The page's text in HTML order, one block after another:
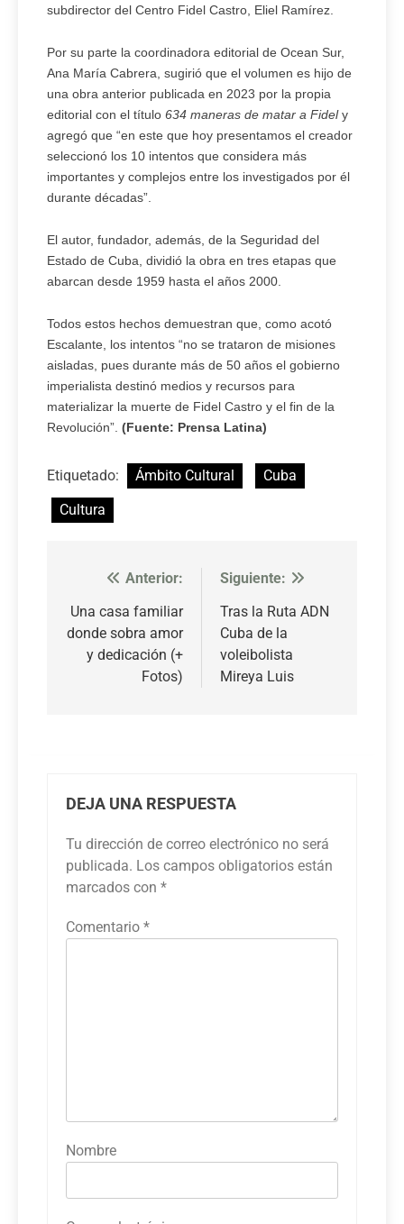
subdirector del Centro Fidel Castro, Eliel Ramírez.
Por su parte la coordinadora editorial de Ocean Sur,
Ana María Cabrera, sugirió que el volumen es hijo de
una obra anterior publicada en 2023 por la propia
editorial con el título 634 maneras de matar a Fidely
agregó que “en este que hoy presentamos el creador
seleccionó los 10 intentos que considera más
importantes y complejos entre los investigados por él
durante décadas”.
El autor, fundador, además, de la Seguridad del
Estado de Cuba, dividió la obra en tres etapas que
abarcan desde 1959 hasta el años 2000.
Todos estos hechos demuestran que, como acotó
Escalante, los intentos “no se trataron de misiones
aisladas, pues durante más de 50 años el gobierno
imperialista destinó medios y recursos para
materializar la muerte de Fidel Castro y el fin de la
Revolución”. (Fuente: Prensa Latina)
Etiquetado: Ámbito Cultural
Cuba
Cultura
Navegación
de
entradas
Anterior:
Una casa familiar
donde sobra amor
y dedicación (+
Fotos)
Siguiente:
Tras la Ruta ADN
Cuba de la
voleibolista
Mireya Luis
DEJA UNA RESPUESTA
Tu dirección de correo electrónico no será
publicada. Los campos obligatorios están
marcados con *
Comentario *
Nombre